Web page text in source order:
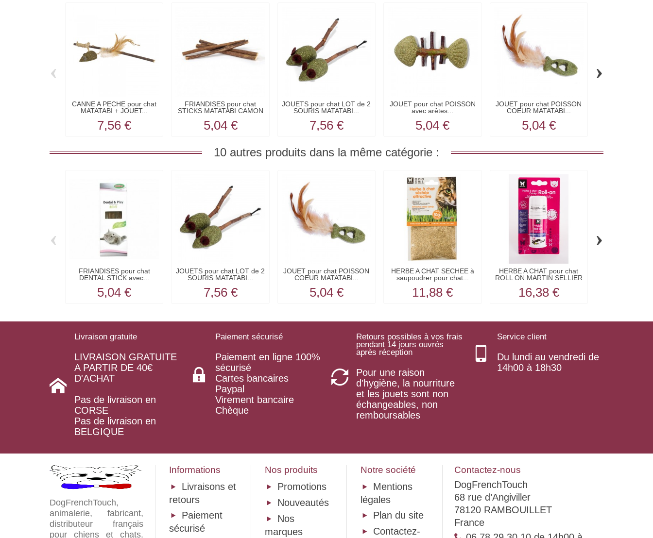
CANNE A PECHE pour chat
MATATABI + JOUET...
7,56 €
FRIANDISES pour chat
STICKS MATATABI CAMON
5,04 €
JOUETS pour chat LOT de 2
SOURIS MATATABI...
7,56 €
JOUET pour chat POISSON
avec arêtes...
5,04 €
JOUET pour chat POISSON
COEUR MATATABI...
5,04 €
‹ ›
10 autres produits dans la même catégorie :
FRIANDISES pour chat
DENTAL STICK avec...
5,04 €
JOUETS pour chat LOT de 2
SOURIS MATATABI...
7,56 €
JOUET pour chat POISSON
COEUR MATATABI...
5,04 €
HERBE A CHAT SECHEE à
saupoudrer pour chat...
11,88 €
HERBE A CHAT pour chat
ROLL ON MARTIN SELLIER
16,38 €
‹ ›
Livraison gratuite
LIVRAISON GRATUITE
A PARTIR DE 40€
D'ACHAT
Pas de livraison en
CORSE
Pas de livraison en
BELGIQUE
Paiement sécurisé
Paiement en ligne 100%
sécurisé
Cartes bancaires
Paypal
Virement bancaire
Chèque
Retours possibles à vos frais
pendant 14 jours ouvrés
après réception
Pour une raison
d’hygiène, la nourriture
et les jouets sont non
échangeables, non
remboursables
Service client
Du lundi au vendredi de
14h00 à 18h30
DogFrenchTouch,
animalerie, fabricant,
distributeur français
pour chiens et chats.
Informations
Livraisons et
retours
Paiement
sécurisé
Nos produits
Promotions
Nouveautés
Nos
marques
Notre société
Mentions
légales
Plan du site
Contactez-
Contactez-nous
DogFrenchTouch
68 rue d’Angiviller
78120 RAMBOUILLET
France